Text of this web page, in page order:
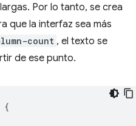
Por lo tanto, se crea
que la interfaz sea más
count , el texto se
de ese punto.
{